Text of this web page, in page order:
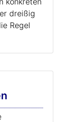
dreißig
Regel